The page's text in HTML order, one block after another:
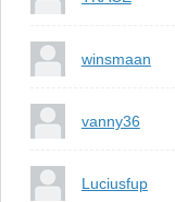
winsmaan
vanny36
Luciusfup